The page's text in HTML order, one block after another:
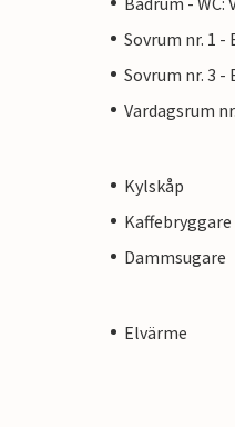
Sovrum nr. 1
Sovrum nr. 3
Vardagsrum
Kylskåp
Kaffebryggare
Dammsugare
Elvärme